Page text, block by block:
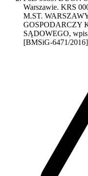
Warszawie. KRS
M.ST.
GOSPODARCZY
SĄDOWEGO, wpis
[BMSiG-6471/2016]